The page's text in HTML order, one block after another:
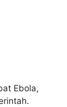
Ebola,